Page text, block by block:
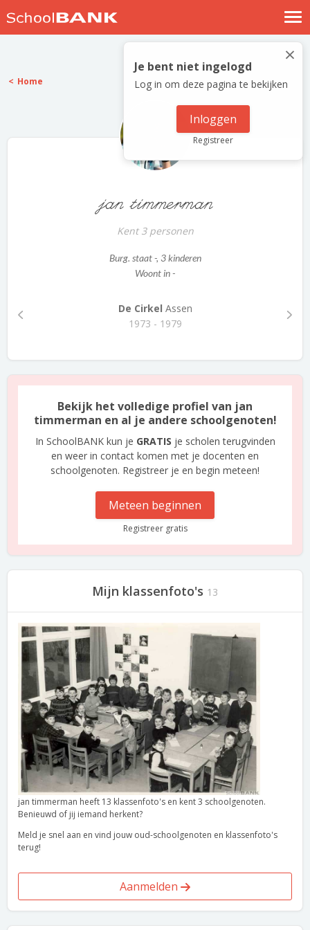
Nostalgische verhalen
Log in
Meld je gratis aan
×
Je bent niet ingelogd
Log in om deze pagina te bekijken
Inloggen
Registreer
Home
jan timmerman
Kent 3 personen
Burg. staat -, 3 kinderen
Woont in -
De Cirkel Assen
1973 - 1979
Bekijk het volledige profiel van jan
timmerman en al je andere schoolgenoten!
In SchoolBANK kun je GRATIS je scholen terugvinden
en weer in contact komen met je docenten en
schoolgenoten. Registreer je en begin meteen!
Meteen beginnen
Registreer gratis
Mijn klassenfoto's 13
jan timmerman heeft 13 klassenfoto's en kent 3 schoolgenoten.
Benieuwd of jij iemand herkent?
Meld je snel aan en vind jouw oud-schoolgenoten en klassenfoto's
terug!
Aanmelden